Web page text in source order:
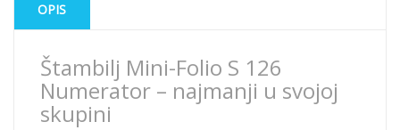
OPIS
Štambilj Mini-Folio S 126
Numerator – najmanji u svojoj
skupini